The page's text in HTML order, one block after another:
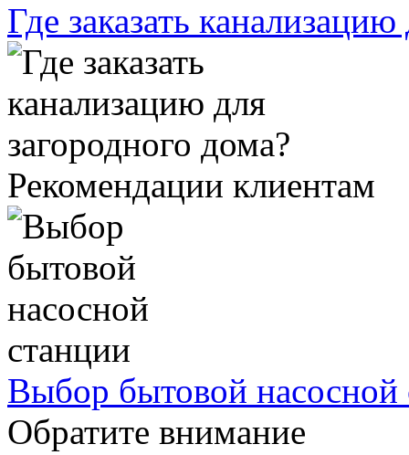
Где заказать
Рекомендации клиентам
Выбор бытовой насосной
Обратите внимание